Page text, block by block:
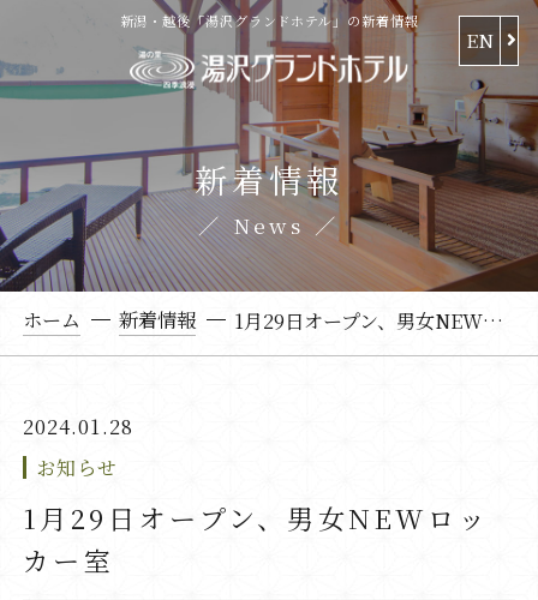
新潟・越後「湯沢グランドホテル」の新着情報
EN
新着情報
News
ホーム 新着情報 1月29日オープン、男女NEWロッカー室
2024.01.28
お知らせ
1月29日オープン、男女NEWロッ
カー室